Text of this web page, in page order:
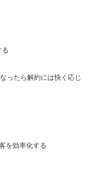
ったら解約には快く応じ
を効率化する